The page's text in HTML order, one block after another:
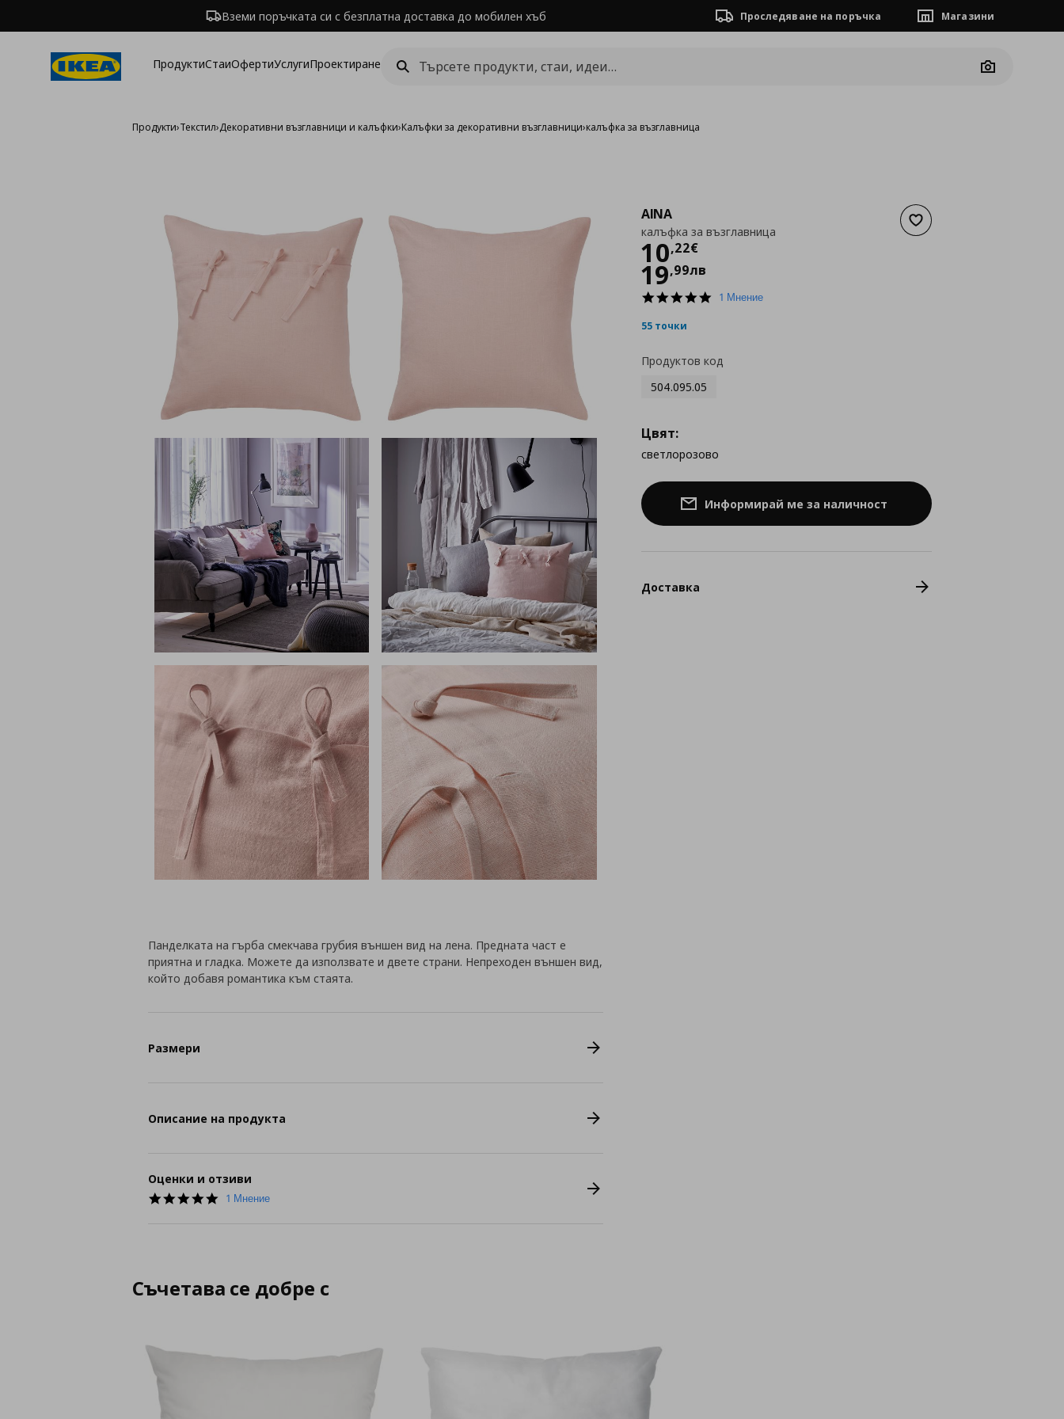
Вземи поръчката си с безплатна доставка до мобилен хъб Проследяване на поръчка Магазини
ПродуктиСтаиОфертиУслугиПроектиране
Camera
Продукти›Текстил›Декоративни възглавници и калъфки›Калъфки за декоративни възглавници›калъфка за възглавница
Добави към списъка с
AINA
калъфка за възглавница
10,22€
Цена
19,99лв
5.01 Мнение
55 точки
Продуктов код
504.095.05
Цвят:
светлорозово
Информирай ме за наличност
Доставка
Панделката на гърба смекчава грубия външен вид на лена. Предната част е
приятна и гладка. Можете да използвате и двете страни. Непреходен външен вид,
който добавя романтика към стаята.
Размери
Описание на продукта
Оценки и отзиви
5.0
1 Мнение
Съчетава се добре с